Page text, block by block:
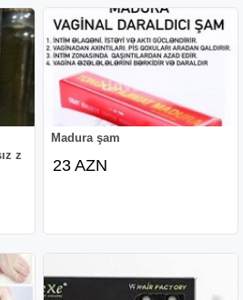
boşalma problemlərinin həll
təbii bir dərmandır, bu
insan sağlamlığına
deyil
həzz al
qaydası
qarışdırın. 1-2 çay
olunur. Qəbul etdikdən 30-40
başlayır.
olaraq qəbul olunur.
və günəş şüaları düşməyən
olunur. 18 yaşdan kiçik olan
z
Madura şam
23 AZN